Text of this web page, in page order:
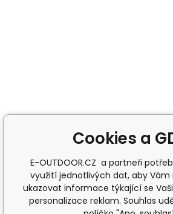
Cookies a
E-OUTDOOR.CZ a partneři
využití jednotlivých dat, aby
ukazovat informace týkající se
personalizace reklam. Souhlas